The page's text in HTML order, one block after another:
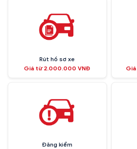
Rút hồ sơ xe
Giá từ 2.000.000 VNĐ
Đăng kiểm